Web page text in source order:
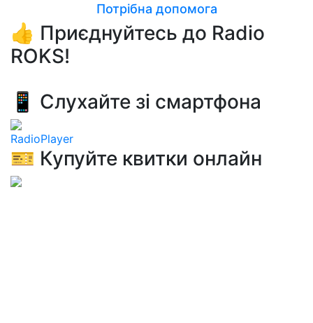
Потрібна допомога
👍 Приєднуйтесь до Radio
ROKS!
📱 Слухайте зі смартфона
RadioPlayer
🎫 Купуйте квитки онлайн